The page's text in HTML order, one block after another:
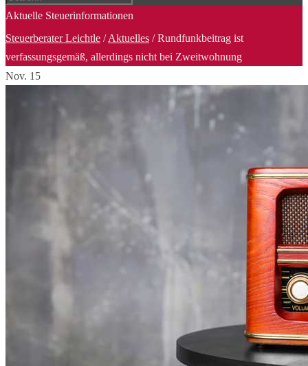
Aktuelle Steuerinformationen
Steuerberater Leichtle /Aktuelles /Rundfunkbeitrag ist
verfassungsgemäß, allerdings nicht bei Zweitwohnung
Nov. 15